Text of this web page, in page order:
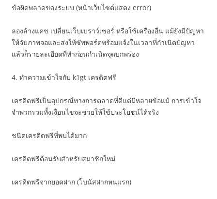
ข้อผิดพลาดของระบบ (หน้าเว็บไซต์แสดง error)
ลองล้างแคช เปลี่ยนเว็บเบราว์เซอร์ หรือใช้เครื่องอื่น แม้ยังมีปัญหา
ให้จับภาพจอและส่งให้ซัพพอร์ตพร้อมแจ้งในเวลาที่กำเนิดปัญหา
แล้วก็รายละเอียดที่ทำก่อนกำเนิดจุดบกพร่อง
4. ทำความเข้าใจกับ k1gt เครดิตฟรี
เครดิตฟรีเป็นอุปกรณ์ทางการตลาดที่ดีแต่มีหลายข้อแม้ การเข้าใจ
จำพวกรวมทั้งเงื่อนไขจะช่วยให้ใช้ประโยชน์ได้จริง
ชนิดเครดิตฟรีที่พบได้มาก
เครดิตฟรีต้อนรับสำหรับสมาชิกใหม่
เครดิตฟรีจากยอดฝาก (โบนัสฝากหนแรก)